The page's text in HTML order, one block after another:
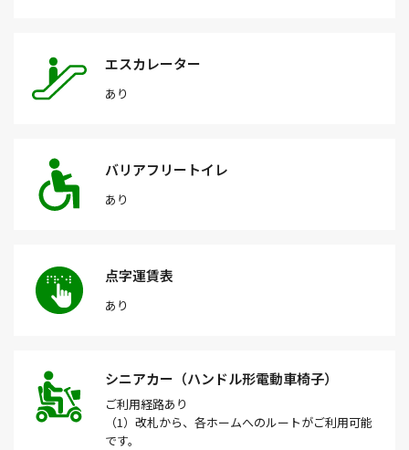
エスカレーター
あり
バリアフリートイレ
あり
点字運賃表
あり
シニアカー（ハンドル形電動車椅子）
ご利用経路あり
（1）改札から、各ホームへのルートがご利用可能
です。